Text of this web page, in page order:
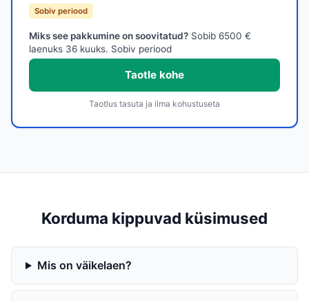
Sobiv periood
Miks see pakkumine on soovitatud? Sobib 6500 €
laenuks 36 kuuks. Sobiv periood
Taotle kohe
Taotlus tasuta ja ilma kohustuseta
Korduma kippuvad küsimused
Mis on väikelaen?